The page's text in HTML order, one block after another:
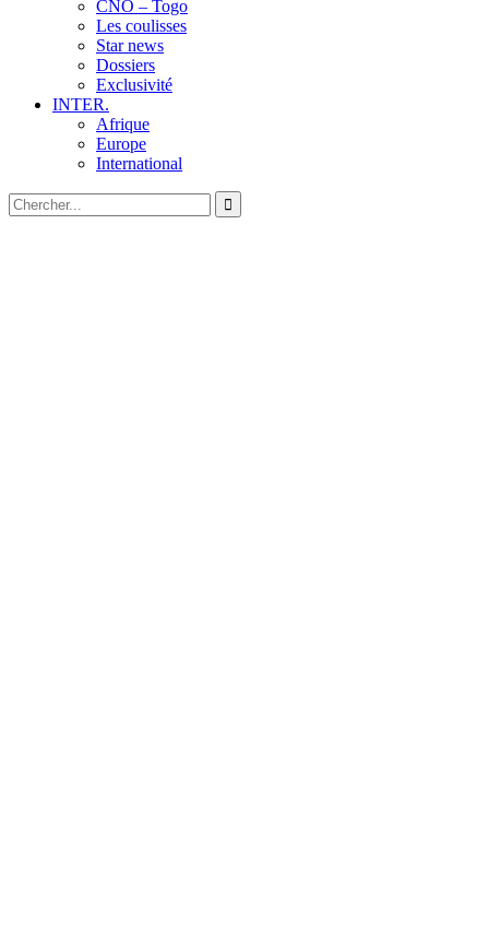
CNO – Togo
Les coulisses
Star news
Dossiers
Exclusivité
INTER.
Afrique
Europe
International